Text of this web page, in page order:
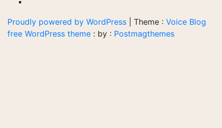
Proudly powered by WordPress Theme : Voice Blog
free WordPress theme : by : Postmagthemes